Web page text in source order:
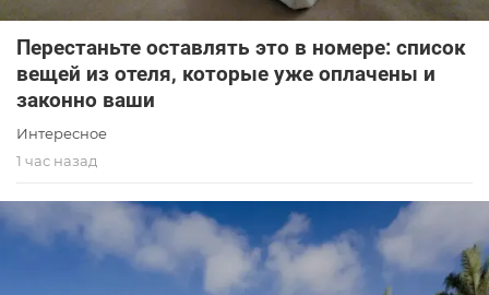
Перестаньте оставлять это в номере: список
вещей из отеля, которые уже оплачены и
законно ваши
Интересное
1 час назад